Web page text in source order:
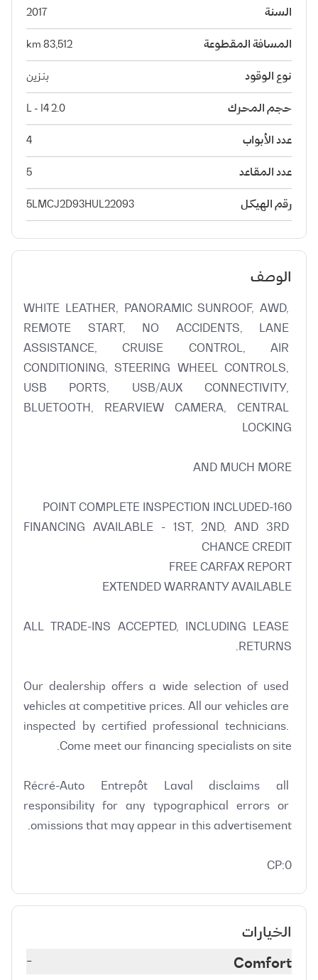
السنة 2017
المسافة المقطوعة 83,512 km
نوع الوقود بنزين
حجم المحرك 2.0 L - I4
عدد الأبواب 4
عدد المقاعد 5
رقم الهيكل 5LMCJ2D93HUL22093
الوصف
WHITE LEATHER, PANORAMIC SUNROOF, AWD,
REMOTE START, NO ACCIDENTS, LANE
ASSISTANCE, CRUISE CONTROL, AIR
CONDITIONING, STEERING WHEEL CONTROLS,
USB PORTS, USB/AUX CONNECTIVITY,
BLUETOOTH, REARVIEW CAMERA, CENTRAL
FINANCING AVAILABLE - 1ST, 2ND, AND 3RD
ALL TRADE-INS ACCEPTED, INCLUDING LEASE
Our dealership offers a wide selection of used
vehicles at competitive prices. All our vehicles are
inspected by certified professional technicians.
Récré-Auto Entrepôt Laval disclaims all
responsibility for any typographical errors or
CP:0
الخيارات
Comfort
-